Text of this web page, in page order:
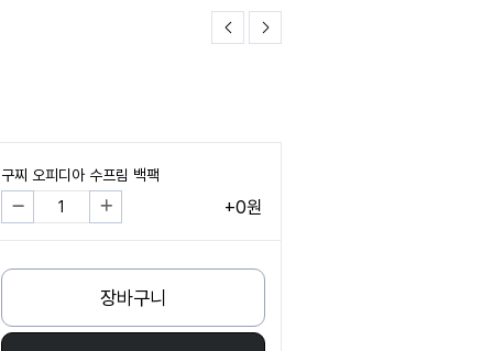
구찌 오피디아 수프림 백팩
+0원
장바구니